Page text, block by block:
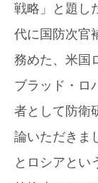
戦略」と題し
代に国防次官
務めた、米国
ブラッド・ロ
者として防衛
論いただきま
とロシアとい